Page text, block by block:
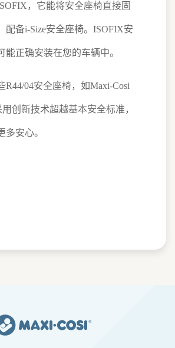
，它能将安全座椅直接固
配备i-Size安全座椅。ISOFIX安
能正确安装在您的车辆中。
R44/04安全座椅，如Maxi-Cosi
用创新技术超越基本安全标准，
多安心。